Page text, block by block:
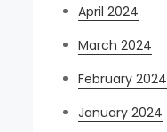
April 2024
March 2024
February 2024
January 2024